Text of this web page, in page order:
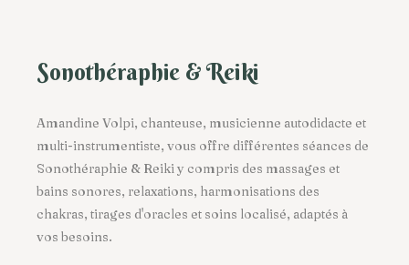
Sonothéraphie & Reiki
Amandine Volpi, chanteuse, musicienne autodidacte et
multi-instrumentiste, vous offre différentes séances de
Sonothéraphie & Reikiy compris des massages et
bains sonores, relaxations, harmonisations des
chakras,tirages d'oracles et soins localisé, adaptés à
vos besoins.